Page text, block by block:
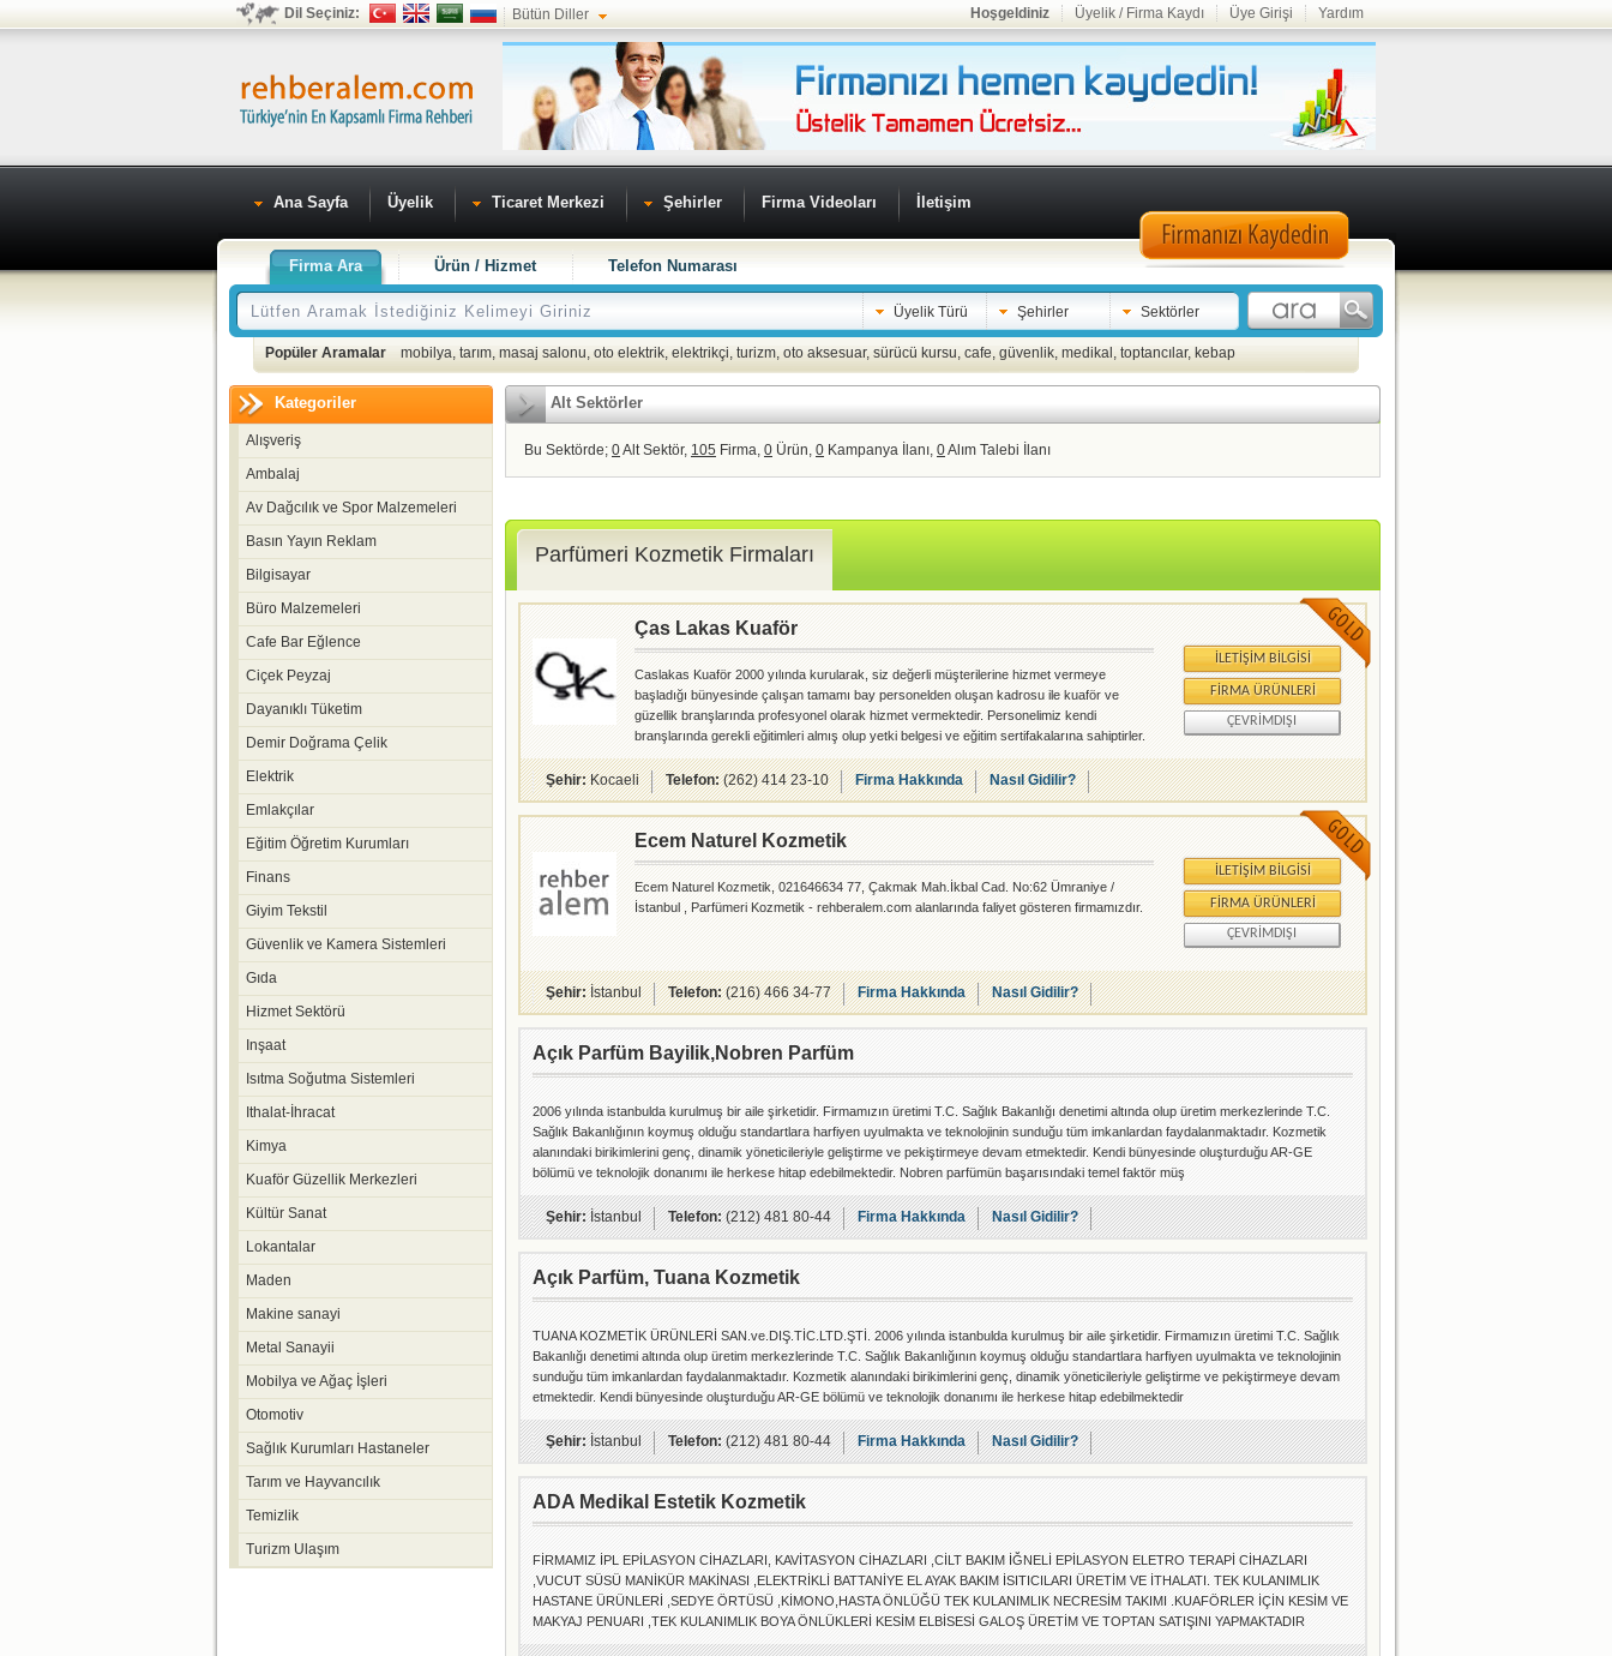
Dil Seçiniz: Bütün Diller Hoşgeldiniz Üyelik / Firma Kaydı Üye Girişi Yardım
Ana Sayfa Üyelik Ticaret Merkezi Şehirler Firma Videoları İletişim
Firma Ara Ürün / Hizmet Telefon Numarası
Üyelik Türü Şehirler Sektörler
Popüler Aramalar mobilya, tarım, masaj salonu, oto elektrik, elektrikçi, turizm, oto aksesuar, sürücü kursu, cafe, güvenlik, medikal , toptancılar, kebap
Kategoriler
Alışveriş
Ambalaj
Av Dağcılık ve Spor Malzemeleri
Basın Yayın Reklam
Bilgisayar
Büro Malzemeleri
Cafe Bar Eğlence
Ciçek Peyzaj
Dayanıklı Tüketim
Demir Doğrama Çelik
Elektrik
Emlakçılar
Eğitim Öğretim Kurumları
Finans
Giyim Tekstil
Güvenlik ve Kamera Sistemleri
Gıda
Hizmet Sektörü
Inşaat
Isıtma Soğutma Sistemleri
Ithalat-İhracat
Kimya
Kuaför Güzellik Merkezleri
Kültür Sanat
Lokantalar
Maden
Makine sanayi
Metal Sanayii
Mobilya ve Ağaç İşleri
Otomotiv
Sağlık Kurumları Hastaneler
Tarım ve Hayvancılık
Temizlik
Turizm Ulaşım
Alt Sektörler
Bu Sektörde; 0Alt Sektör, 105 Firma, 0 Ürün, 0 Kampanya İlanı, 0Alım Talebi İlanı
Parfümeri Kozmetik Firmaları
Ças Lakas Kuaför
Caslakas Kuaför 2000 yılında kurularak, siz değerli müşterilerine hizmet vermeye
başladığı bünyesinde çalışan tamamı bay personelden oluşan kadrosu ile kuaför ve
güzellik branşlarında profesyonel olarak hizmet vermektedir. Personelimiz kendi
branşlarında gerekli eğitimleri almış olup yetki belgesi ve eğitim sertifakalarına sahiptirler.
17 yıllık 1 personeli ile hizmet vermeye başlayan salonumuzda, Zaman içzerisinde
gelişen müşteri portföyümüzün saç tasarımının yanı sıra vücut bakımı, epilasyon, masaj,
cilt bakımı,
İLETIŞIM BILGISI
FIRMA ÜRÜNLERI
ÇEVRIMDIŞI
Şehir:Kocaeli Telefon:(262) 414 23-10 Firma Hakkında Nasıl Gidilir?
Ecem Naturel Kozmetik
Ecem Naturel Kozmetik, 021646634 77, Çakmak Mah.İkbal Cad. No:62 Ümraniye /
İstanbul , Parfümeri Kozmetik - rehberalem.com alanlarında faliyet gösteren firmamızdır.
İLETIŞIM BILGISI
FIRMA ÜRÜNLERI
ÇEVRIMDIŞI
Şehir:İstanbul Telefon:(216) 466 34-77 Firma Hakkında Nasıl Gidilir?
Açık Parfüm Bayilik,Nobren Parfüm
2006 yılında istanbulda kurulmuş bir aile şirketidir. Firmamızın üretimi T.C. Sağlık Bakanlığı denetimi altında olup üretim merkezlerinde T.C.
Sağlık Bakanlığının koymuş olduğu standartlara harfiyen uyulmakta ve teknolojinin sunduğu tüm imkanlardan faydalanmaktadır. Kozmetik
alanındaki birikimlerini genç, dinamik yöneticileriyle geliştirme ve pekiştirmeye devam etmektedir. Kendi bünyesinde oluşturduğu AR-GE
bölümü ve teknolojik donanımı ile herkese hitap edebilmektedir. Nobren parfümün başarısındaki temel faktör müş
Şehir:İstanbul Telefon:(212) 481 80-44 Firma Hakkında Nasıl Gidilir?
Açık Parfüm, Tuana Kozmetik
TUANA KOZMETİK ÜRÜNLERİ SAN.ve.DIŞ.TİC.LTD.ŞTİ. 2006 yılında istanbulda kurulmuş bir aile şirketidir. Firmamızın üretimi T.C. Sağlık
Bakanlığı denetimi altında olup üretim merkezlerinde T.C. Sağlık Bakanlığının koymuş olduğu standartlara harfiyen uyulmakta ve teknolojinin
sunduğu tüm imkanlardan faydalanmaktadır. Kozmetik alanındaki birikimlerini genç, dinamik yöneticileriyle geliştirme ve pekiştirmeye devam
etmektedir. Kendi bünyesinde oluşturduğu AR-GE bölümü ve teknolojik donanımı ile herkese hitap edebilmektedir
Şehir:İstanbul Telefon:(212) 481 80-44 Firma Hakkında Nasıl Gidilir?
ADA Medikal Estetik Kozmetik
FİRMAMIZ İPL EPİLASYON CİHAZLARI, KAVİTASYON CİHAZLARI ,CİLT BAKIM İĞNELİ EPİLASYON ELETRO TERAPİ CİHAZLARI
,VUCUT SÜSÜ MANİKÜR MAKİNASI ,ELEKTRİKLİ BATTANİYE EL AYAK BAKIM İSITICILARI ÜRETİM VE İTHALATI. TEK KULANIMLIK
HASTANE ÜRÜNLERİ ,SEDYE ÖRTÜSÜ ,KİMONO,HASTA ÖNLÜĞÜ TEK KULANIMLIK NECRESİM TAKIMI .KUAFÖRLER İÇİN KESİM VE
MAKYAJ PENUARI ,TEK KULANIMLIK BOYA ÖNLÜKLERİ KESİM ELBİSESİ GALOŞ ÜRETİM VE TOPTAN SATIŞINI YAPMAKTADIR